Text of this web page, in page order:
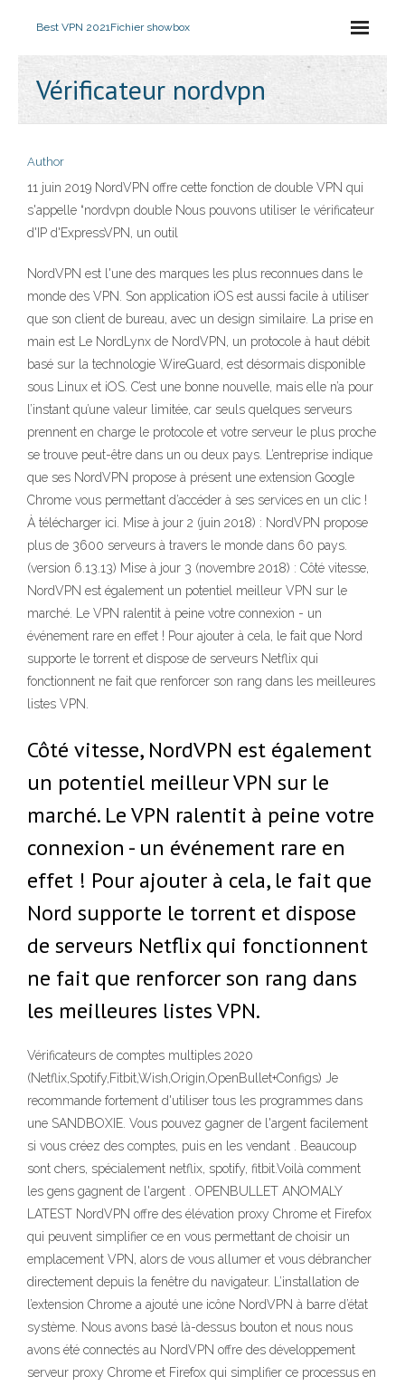
Best VPN 2021Fichier showbox
Vérificateur nordvpn
Author
11 juin 2019 NordVPN offre cette fonction de double VPN qui
s'appelle “nordvpn double Nous pouvons utiliser le vérificateur
d'IP d'ExpressVPN, un outil
NordVPN est l'une des marques les plus reconnues dans le
monde des VPN. Son application iOS est aussi facile à utiliser
que son client de bureau, avec un design similaire. La prise en
main est Le NordLynx de NordVPN, un protocole à haut débit
basé sur la technologie WireGuard, est désormais disponible
sous Linux et iOS. C’est une bonne nouvelle, mais elle n’a pour
l’instant qu’une valeur limitée, car seuls quelques serveurs
prennent en charge le protocole et votre serveur le plus proche
se trouve peut-être dans un ou deux pays. L’entreprise indique
que ses NordVPN propose à présent une extension Google
Chrome vous permettant d’accéder à ses services en un clic !
À télécharger ici. Mise à jour 2 (juin 2018) : NordVPN propose
plus de 3600 serveurs à travers le monde dans 60 pays.
(version 6.13.13) Mise à jour 3 (novembre 2018) : Côté vitesse,
NordVPN est également un potentiel meilleur VPN sur le
marché. Le VPN ralentit à peine votre connexion - un
événement rare en effet ! Pour ajouter à cela, le fait que Nord
supporte le torrent et dispose de serveurs Netflix qui
fonctionnent ne fait que renforcer son rang dans les meilleures
listes VPN.
Côté vitesse, NordVPN est également
un potentiel meilleur VPN sur le
marché. Le VPN ralentit à peine votre
connexion - un événement rare en
effet ! Pour ajouter à cela, le fait que
Nord supporte le torrent et dispose
de serveurs Netflix qui fonctionnent
ne fait que renforcer son rang dans
les meilleures listes VPN.
Vérificateurs de comptes multiples 2020
(Netflix,Spotify,Fitbit,Wish,Origin,OpenBullet+Configs) Je
recommande fortement d'utiliser tous les programmes dans
une SANDBOXIE. Vous pouvez gagner de l'argent facilement
si vous créez des comptes, puis en les vendant . Beaucoup
sont chers, spécialement netflix, spotify, fitbit.Voilà comment
les gens gagnent de l'argent . OPENBULLET ANOMALY
LATEST NordVPN offre des élévation proxy Chrome et Firefox
qui peuvent simplifier ce en vous permettant de choisir un
emplacement VPN, alors de vous allumer et vous débrancher
directement depuis la fenêtre du navigateur. L’installation de
l’extension Chrome a ajouté une icône NordVPN à barre d’état
système. Nous avons basé là-dessus bouton et nous nous
avons été connectés au NordVPN offre des développement
serveur proxy Chrome et Firefox qui simplifier ce processus en